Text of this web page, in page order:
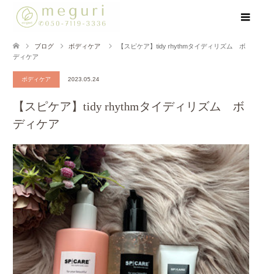
ブログ ボディケア
【スピケア】tidy rhythmタイディリズム ボ
ディケア
ボディケア 2023.05.24
【スピケア】tidy rhythmタイディリズム ボ
ディケア